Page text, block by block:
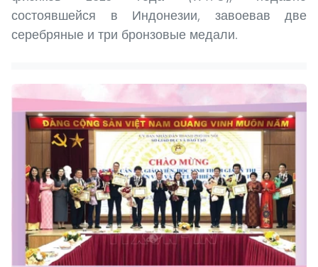
состоявшейся в Индонезии, завоевав две
серебряные и три бронзовые медали.